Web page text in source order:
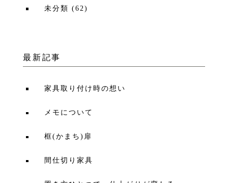
未分類 (62)
最新記事
家具取り付け時の想い
メモについて
框(かまち)扉
間仕切り家具